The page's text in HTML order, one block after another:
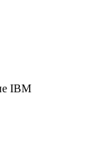
IBM